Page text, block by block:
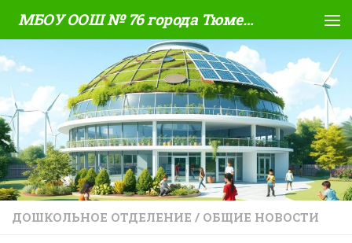
Skip to content МБОУ ООШ № 76 города Тюмени
ДОШКОЛЬНОЕ ОТДЕЛЕНИЕ / ОБЩИЕ НОВОСТИ